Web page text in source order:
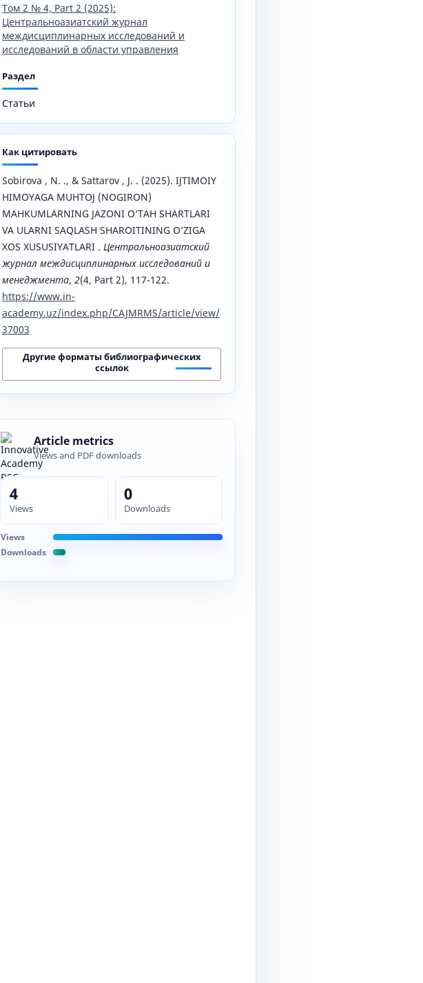
Том 2 № 4, Part 2 (2025):
Центральноазиатский журнал
междисциплинарных исследований и
исследований в области управления
Раздел
Статьи
Как цитировать
Sobirova , N. ., & Sattarov , J. . (2025). IJTIMOIY
HIMOYAGA MUHTOJ (NOGIRON)
MAHKUMLARNING JAZONI O‘TAH SHARTLARI
VA ULARNI SAQLASH SHAROITINING O‘ZIGA
XOS XUSUSIYATLARI . Центральноазиатский
журнал междисциплинарных исследований и
менеджмента, 2(4, Part 2), 117-122.
https://www.in-
academy.uz/index.php/CAJMRMS/article/view/
37003
Другие форматы библиографических
ссылок
Article metrics
Views and PDF downloads
4
Views
0
Downloads
Views
Downloads